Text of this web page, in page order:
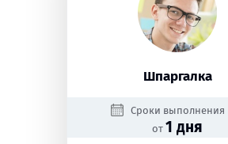
Шпаргалка
Сроки выполнения
от 1 дня